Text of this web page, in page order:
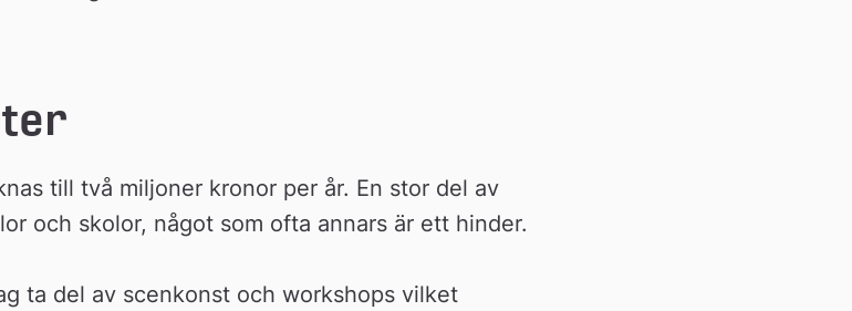
till två miljoner kronor per år. En stor del av
och skolor, något som ofta annars är ett hinder.
ta del av scenkonst och workshops vilket